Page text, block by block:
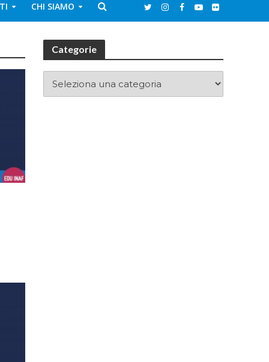
CHI SIAMO
Categorie